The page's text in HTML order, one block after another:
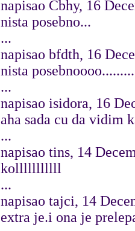
napisao Cbhy, 16
nista posebno...
...
napisao bfdth, 16
nista
...
napisao isidora, 16
aha sada cu da vidim
...
napisao tins, 14
kolllllllllll
...
napisao tajci, 14
extra je.i ona je